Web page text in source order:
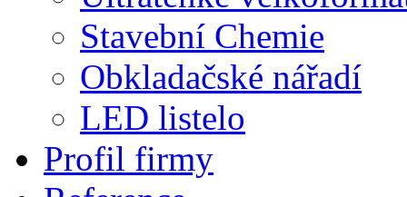
Stavební Chemie
Obkladačské nářadí
LED listelo
Profil firmy